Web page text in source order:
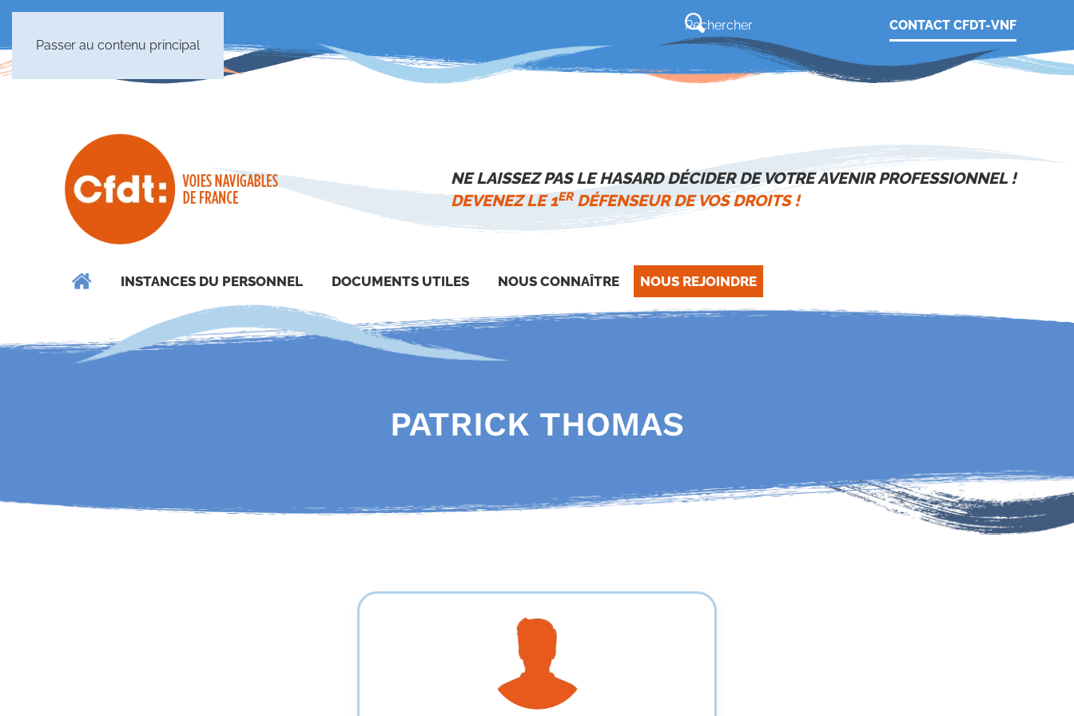
Passer au contenu principal
CONTACT CFDT-VNF
NE LAISSEZ PAS LE HASARD DÉCIDER DE VOTRE AVENIR PROFESSIONNEL !
DEVENEZ LE 1ERDÉFENSEUR DE VOS DROITS !
INSTANCES DU PERSONNEL DOCUMENTS UTILES NOUS CONNAÎTRE NOUS REJOINDRE
PATRICK THOMAS